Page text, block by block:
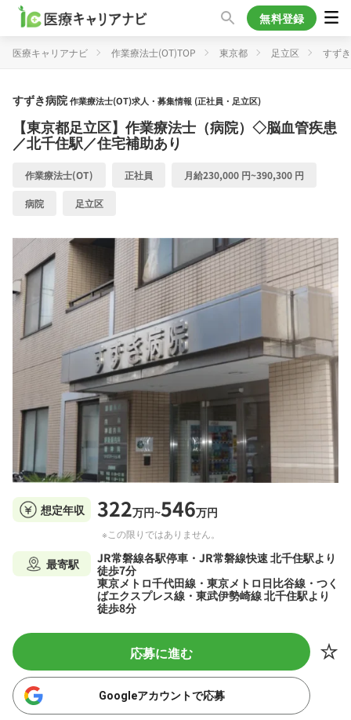
無料登録
医療キャリアナビ 作業療法士(OT)TOP 東京都 足立区 すず
すずき病院作業療法士(OT)求人・募集情報 (正社員・足立区)
【東京都足立区】作業療法士（病院）◇脳血管疾患
／北千住駅／住宅補助あり
作業療法士(OT) 正社員 月給230,000 円~390,300 円
病院 足立区
想定年収 322万円~546万円
※この限りではありません。
最寄駅
JR常磐線各駅停車・JR常磐線快速 北千住駅より
徒歩7分
東京メトロ千代田線・東京メトロ日比谷線・つく
ばエクスプレス線・東武伊勢崎線 北千住駅より
徒歩8分
応募に進む
Googleアカウントで応募